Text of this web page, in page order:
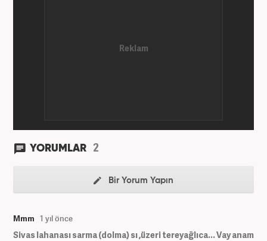
YORUMLAR 2
Bir Yorum Yapın
Mmm 1 yıl önce
Sivas lahanası sarma (dolma) sı ,üzeri tereyağlıca... Vay anam